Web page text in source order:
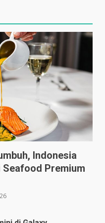
Indonesia
Premium